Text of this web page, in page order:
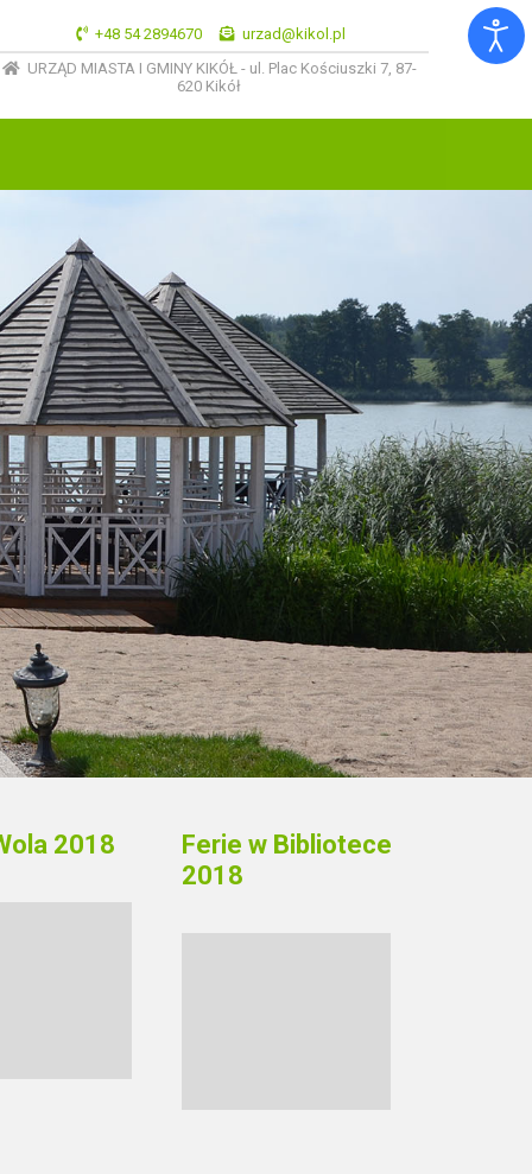
+48 54 2894670
urzad@kikol.pl
URZĄD MIASTA I GMINY KIKÓŁ - ul. Plac Kościuszki 7, 87-
620 Kikół
2018
Ferie w Bibliotece
2018